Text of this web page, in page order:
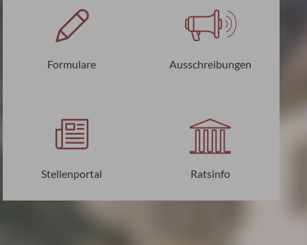
Formulare Ausschreibungen
Stellenportal Ratsinfo